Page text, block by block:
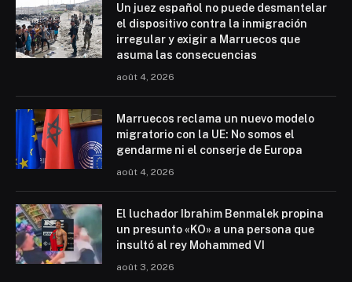
Un juez español no puede desmantelar
el dispositivo contra la inmigración
irregular y exigir a Marruecos que
asuma las consecuencias
août 4, 2026
Marruecos reclama un nuevo modelo
migratorio con la UE: No somos el
gendarme ni el conserje de Europa
août 4, 2026
El luchador Ibrahim Benmalek propina
un presunto «KO» a una persona que
insultó al rey Mohammed VI
août 3, 2026